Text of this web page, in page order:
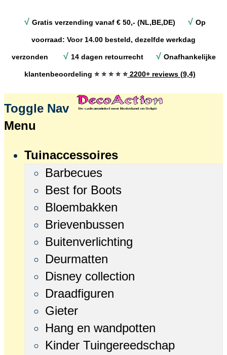
√ Gratis verzending vanaf € 50,- (NL,BE,DE) √ Op
voorraad: Voor 14.00 besteld, dezelfde werkdag
verzonden √ 14 dagen retourrecht √ Onafhankelijke
klantenbeoordeling ⭐ ⭐ ⭐ ⭐ ⭐2200+ reviews (9,4)
Toggle Nav
Menu
Tuinaccessoires
Barbecues
Best for Boots
Bloembakken
Brievenbussen
Buitenverlichting
Deurmatten
Disney collection
Draadfiguren
Gieter
Hang en wandpotten
Kinder Tuingereedschap